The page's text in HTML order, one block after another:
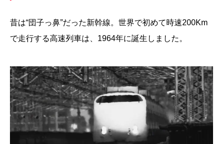
昔は“団子っ鼻”だった新幹線。世界で初めて時速200Km
で走行する高速列車は、1964年に誕生しました。